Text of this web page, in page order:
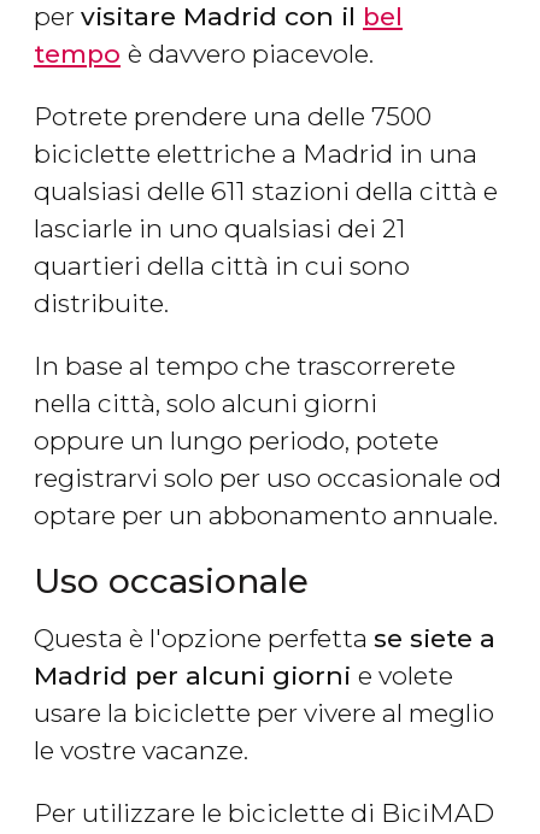
per visitare Madrid con il bel
tempo è davvero piacevole.
Potrete prendere una delle 7500
biciclette elettriche a Madrid in una
qualsiasi delle 611 stazioni della città e
lasciarle in uno qualsiasi dei 21
quartieri della città in cui sono
distribuite.
In base al tempo che trascorrerete
nella città, solo alcuni giorni
oppure un lungo periodo, potete
registrarvi solo per uso occasionale od
optare per un abbonamento annuale.
Uso occasionale
Questa è l'opzione perfetta se siete a
Madrid per alcuni giorni e volete
usare la biciclette per vivere al meglio
le vostre vacanze.
Per utilizzare le biciclette di BiciMAD